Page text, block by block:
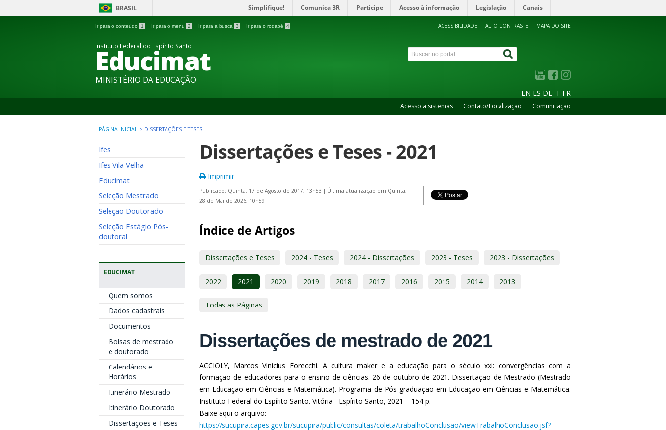
BRASIL Simplifique! Comunica BR Participe Acesso à informação Legislação Canais
Ir para o conteúdo 1 Ir para o menu 2 Ir para a busca 3 Ir para o rodapé 4 ACESSIBILIDADE ALTO CONTRASTE MAPA DO SITE
Instituto Federal do Espírito Santo
Educimat
MINISTÉRIO DA EDUCAÇÃO
EN ES DE IT FR
Acesso a sistemas Contato/Localização Comunicação
PÁGINA INICIAL > DISSERTAÇÕES E TESES
Ifes
Ifes Vila Velha
Educimat
Seleção Mestrado
Seleção Doutorado
Seleção Estágio Pós-
doutoral
EDUCIMAT
Quem somos
Dados cadastrais
Documentos
Bolsas de mestrado
e doutorado
Calendários e
Horários
Itinerário Mestrado
Itinerário Doutorado
Dissertações e Teses
Dissertações e Teses - 2021
Imprimir
Publicado: Quinta, 17 de Agosto de 2017, 13h53 | Última atualização em Quinta,
28 de Mai de 2026, 10h59
Índice de Artigos
Dissertações e Teses 2024 - Teses 2024 - Dissertações 2023 - Teses 2023 - Dissertações
2022 2021 2020 2019 2018 2017 2016 2015 2014 2013
Todas as Páginas
Dissertações de mestrado de 2021
ACCIOLY, Marcos Vinicius Forecchi. A cultura maker e a educação para o século xxi: convergências com a
formação de educadores para o ensino de ciências. 26 de outubro de 2021. Dissertação de Mestrado (Mestrado
em Educação em Ciências e Matemática). Programa de Pós-graduação em Educação em Ciências e Matemática.
Instituto Federal do Espírito Santo. Vitória - Espírito Santo, 2021 – 154 p.
Baixe aqui o arquivo:
https://sucupira.capes.gov.br/sucupira/public/consultas/coleta/trabalhoConclusao/viewTrabalhoConclusao.jsf?